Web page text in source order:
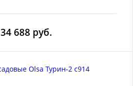
34 688 руб.